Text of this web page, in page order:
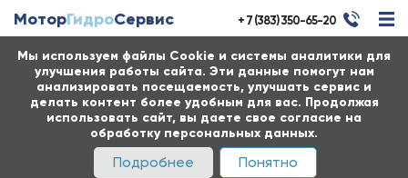
Мы используем файлы Cookie и системы аналитики для
улучшения работы сайта. Эти данные помогут нам
анализировать посещаемость, улучшать сервис и
делать контент более удобным для вас. Продолжая
использовать сайт, вы даете свое согласие на
обработку персональных данных.
Подробнее Понятно
МоторГидроСервис + 7 (383) 350-65-20